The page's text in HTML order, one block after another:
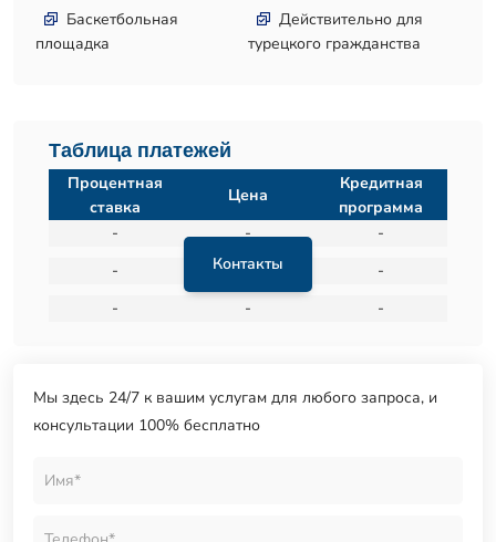
Баскетбольная
площадка
Действительно для
турецкого гражданства
Таблица платежей
Контакты
Процентная
ставка
Цена
Кредитная
программа
-
-
-
-
-
-
-
- -
Мы здесь 24/7 к вашим услугам для любого запроса, и
консультации 100% бесплатно